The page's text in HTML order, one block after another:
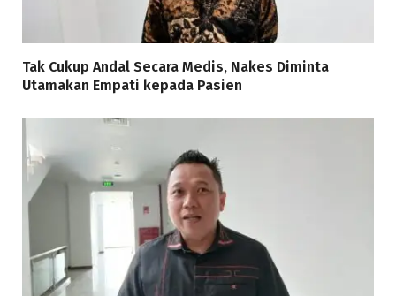
Tak Cukup Andal Secara Medis, Nakes Diminta
Utamakan Empati kepada Pasien